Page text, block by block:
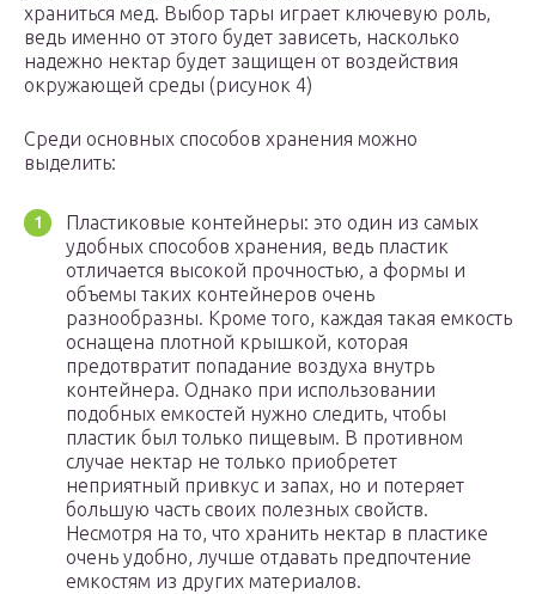
храниться мед. Выбор тары играет ключевую роль,
ведь именно от этого будет зависеть, насколько
надежно нектар будет защищен от воздействия
окружающей среды (рисунок 4)
Среди основных способов хранения можно
выделить:
Пластиковые контейнеры: это один из самых
удобных способов хранения, ведь пластик
отличается высокой прочностью, а формы и
объемы таких контейнеров очень
разнообразны. Кроме того, каждая такая емкость
оснащена плотной крышкой, которая
предотвратит попадание воздуха внутрь
контейнера. Однако при использовании
подобных емкостей нужно следить, чтобы
пластик был только пищевым. В противном
случае нектар не только приобретет
неприятный привкус и запах, но и потеряет
большую часть своих полезных свойств.
Несмотря на то, что хранить нектар в пластике
очень удобно, лучше отдавать предпочтение
емкостям из других материалов.